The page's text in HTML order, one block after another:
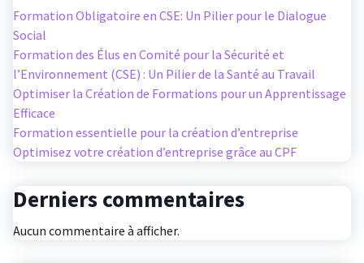
Formation Obligatoire en CSE: Un Pilier pour le Dialogue
Social
Formation des Élus en Comité pour la Sécurité et
l’Environnement (CSE) : Un Pilier de la Santé au Travail
Optimiser la Création de Formations pour un Apprentissage
Efficace
Formation essentielle pour la création d’entreprise
Optimisez votre création d’entreprise grâce au CPF
Derniers commentaires
Aucun commentaire à afficher.